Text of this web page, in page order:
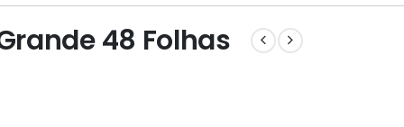
48 Folhas